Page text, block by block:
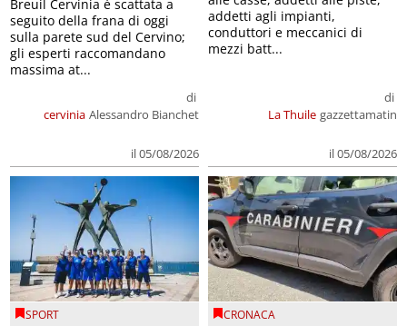
cervinia
di
Alessandro Bianchet
il 05/08/2026
Breuil Cervinia è scattata a
seguito della frana di oggi
sulla parete sud del Cervino;
gli esperti raccomandano
massima at...
La Thuile
di
gazzettamatin
il 05/08/2026
addetti agli impianti,
conduttori e meccanici di
mezzi batt...
SPORT CRONACA